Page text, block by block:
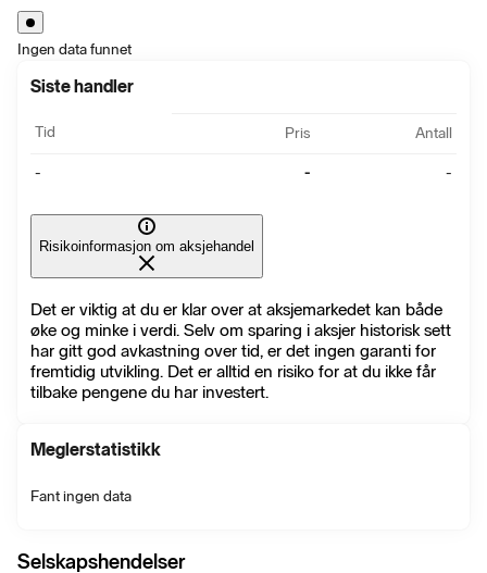
Ingen data funnet
Siste handler
Tid Pris Antall
- - -
Risikoinformasjon om aksjehandel
Det er viktig at du er klar over at aksjemarkedet kan både
øke og minke i verdi. Selv om sparing i aksjer historisk sett
har gitt god avkastning over tid, er det ingen garanti for
fremtidig utvikling. Det er alltid en risiko for at du ikke får
tilbake pengene du har investert.
Meglerstatistikk
Fant ingen data
Selskapshendelser